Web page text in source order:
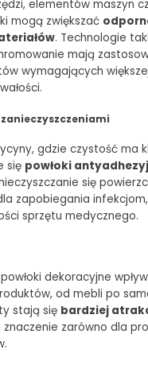
elementów maszyn
mogą zwiększać
. Technologie
mają
wymagających
gdzie czystość ma
się powłoki
się
zapobiegania
sprzętu medycznego.
dekoracyjne
od mebli po
stają się bardziej
znaczenie zarówno dla